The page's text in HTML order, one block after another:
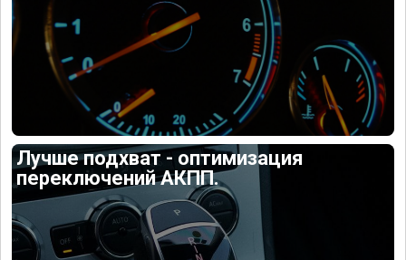
Лучше подхват - оптимизация
переключений АКПП.